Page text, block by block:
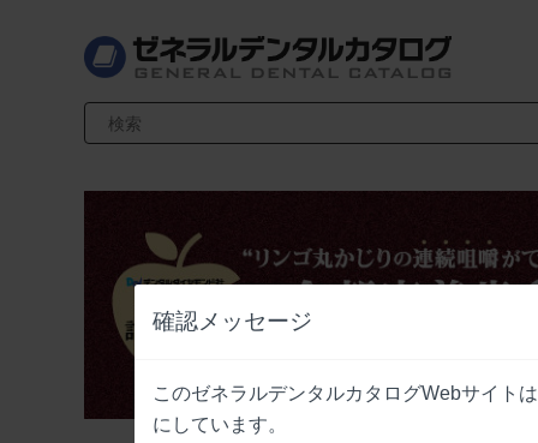
確認メッセージ
このゼネラルデンタルカタログWebサイト
にしています。
検索キーワード入力